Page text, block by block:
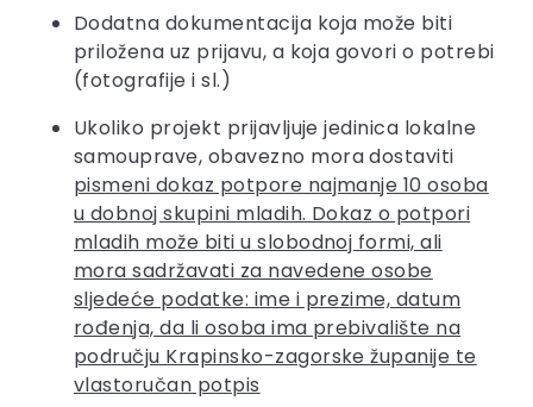
Dodatna dokumentacija koja može biti
priložena uz prijavu, a koja govori o potrebi
(fotografije i sl.)
Ukoliko projekt prijavljuje jedinica lokalne
samouprave, obavezno mora dostaviti
pismeni dokaz potpore najmanje 10 osoba
u dobnoj skupini mladih. Dokaz o potpori
mladih može biti u slobodnoj formi, ali
mora sadržavati za navedene osobe
sljedeće podatke: ime i prezime, datum
rođenja, da li osoba ima prebivalište na
području Krapinsko-zagorske županije te
vlastoručan potpis